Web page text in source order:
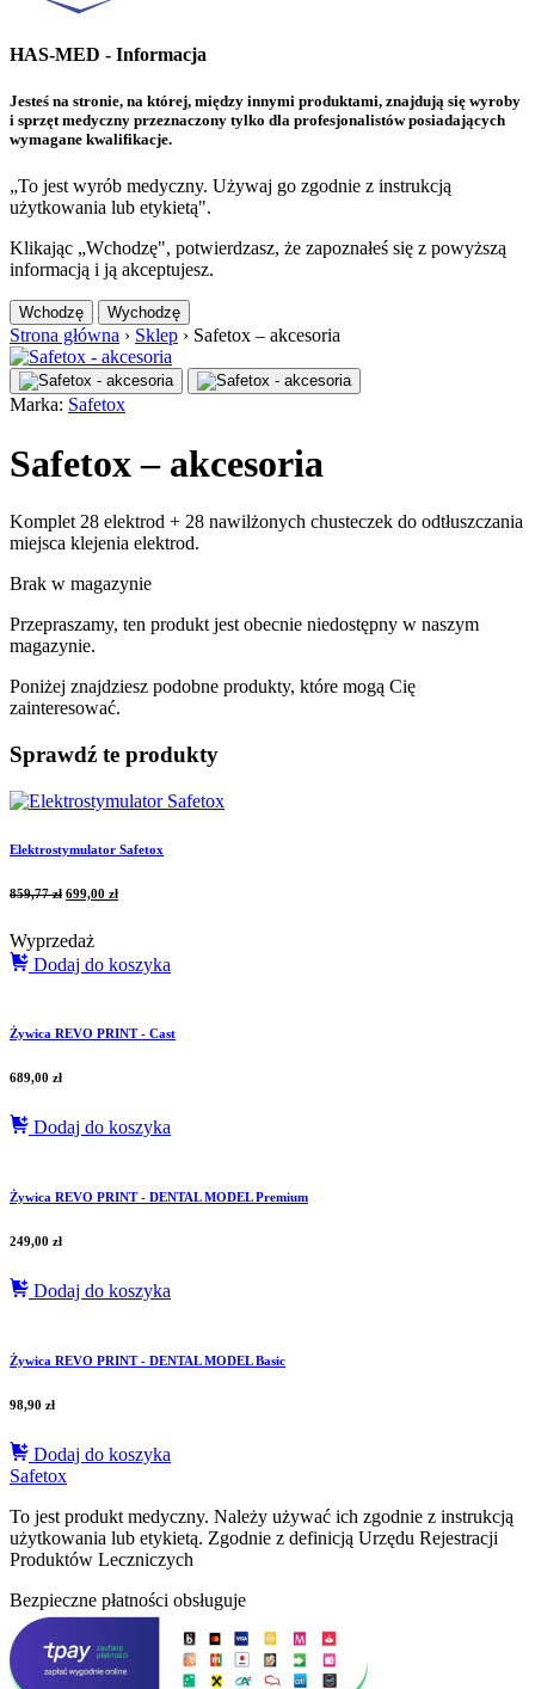
HAS-MED - Informacja
Jesteś na stronie, na której, między innymi produktami, znajdują się wyroby
i sprzęt medyczny przeznaczony tylko dla profesjonalistów posiadających
wymagane kwalifikacje.
„To jest wyrób medyczny. Używaj go zgodnie z instrukcją
użytkowania lub etykietą".
Klikając „Wchodzę", potwierdzasz, że zapoznałeś się z powyższą
informacją i ją akceptujesz.
Wchodzę Wychodzę
Strona główna › Sklep › Safetox – akcesoria
Marka: Safetox
Safetox – akcesoria
Komplet 28 elektrod + 28 nawilżonych chusteczek do odtłuszczania
miejsca klejenia elektrod.
Brak w magazynie
Przepraszamy, ten produkt jest obecnie niedostępny w naszym
magazynie.
Poniżej znajdziesz podobne produkty, które mogą Cię
zainteresować.
Sprawdź te produkty
Elektrostymulator Safetox
859,77zł 699,00 zł
Wyprzedaż
Dodaj do koszyka
Żywica REVO PRINT - Cast
689,00 zł
Dodaj do koszyka
Żywica REVO PRINT - DENTAL MODEL Premium
249,00 zł
Dodaj do koszyka
Żywica REVO PRINT - DENTAL MODEL Basic
98,90 zł
Dodaj do koszyka
Safetox
To jest produkt medyczny. Należy używać ich zgodnie z instrukcją
użytkowania lub etykietą. Zgodnie z definicją Urzędu Rejestracji
Produktów Leczniczych
Bezpieczne płatności obsługuje